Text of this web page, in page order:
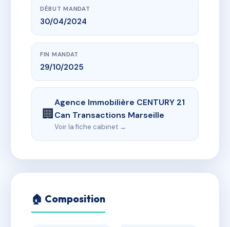
DÉBUT MANDAT
30/04/2024
FIN MANDAT
29/10/2025
🏢
Agence Immobilière CENTURY 21
Can Transactions Marseille
Voir la fiche cabinet →
🏠 Composition